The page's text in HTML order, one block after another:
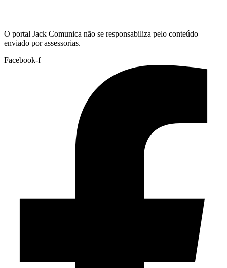
O portal Jack Comunica não se responsabiliza pelo conteúdo
enviado por assessorias.
Facebook-f